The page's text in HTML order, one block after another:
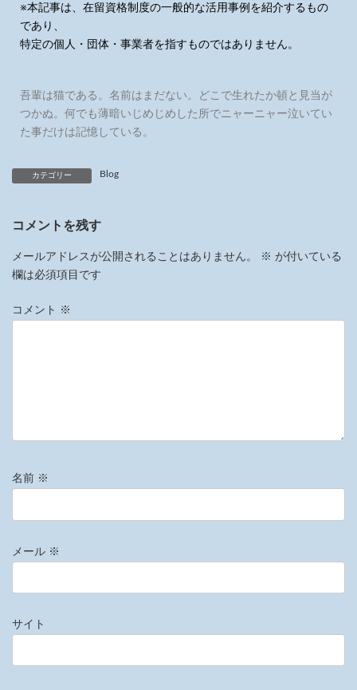
※本記事は、在留資格制度の一般的な活用事例を紹介するもの
であり、
特定の個人・団体・事業者を指すものではありません。
吾輩は猫である。名前はまだない。どこで生れたか頓と見当が
つかぬ。何でも薄暗いじめじめした所でニャーニャー泣いてい
た事だけは記憶している。
カテゴリー Blog
コメントを残す
メールアドレスが公開されることはありません。 ※ が付いている
欄は必須項目です
コメント ※
名前 ※
メール ※
サイト